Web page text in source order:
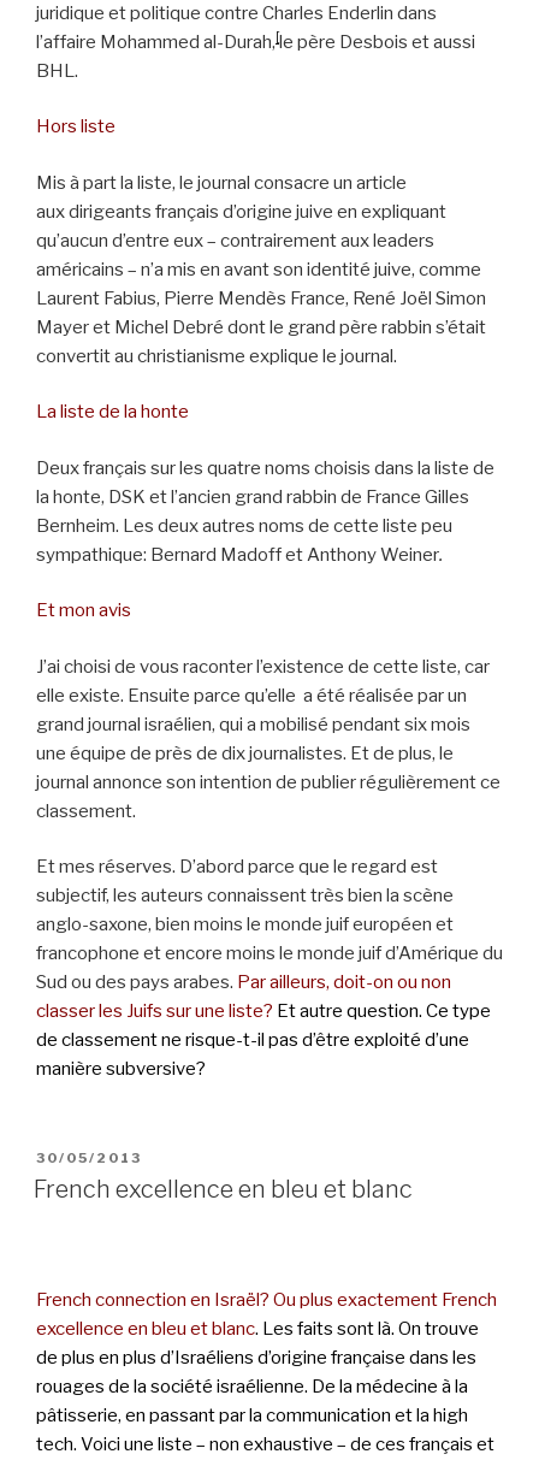
juridique et politique contre Charles Enderlin dans
l’affaire Mohammed al-Durah,[le père Desbois et aussi
BHL.
Hors liste
Mis à part la liste, le journal consacre un article
aux dirigeants français d’origine juive en expliquant
qu’aucun d’entre eux – contrairement aux leaders
américains – n’a mis en avant son identité juive, comme
Laurent Fabius, Pierre Mendès France, René Joël Simon
Mayer et Michel Debré dont le grand père rabbin s’était
convertit au christianisme explique le journal.
La liste de la honte
Deux français sur les quatre noms choisis dans la liste de
la honte, DSK et l’ancien grand rabbin de France Gilles
Bernheim. Les deux autres noms de cette liste peu
sympathique: Bernard Madoff et Anthony Weiner.
Et mon avis
J’ai choisi de vous raconter l’existence de cette liste, car
elle existe. Ensuite parce qu’elle a été réalisée par un
grand journal israélien, qui a mobilisé pendant six mois
une équipe de près de dix journalistes. Et de plus, le
journal annonce son intention de publier régulièrement ce
classement.
Et mes réserves. D’abord parce que le regard est
subjectif, les auteurs connaissent très bien la scène
anglo-saxone, bien moins le monde juif européen et
francophone et encore moins le monde juif d’Amérique du
Sud ou des pays arabes. Par ailleurs, doit-on ou non
classer les Juifs sur une liste? Et autre question. Ce type
de classement ne risque-t-il pas d’être exploité d’une
manière subversive?
POSTED
ON
30/05/2013
French excellence en bleu et blanc
French connection en Israël? Ou plus exactement French
excellence en bleu et blanc. Les faits sont là. On trouve
de plus en plus d’Israéliens d’origine française dans les
rouages de la société israélienne. De la médecine à la
pâtisserie, en passant par la communication et la high
tech. Voici une liste – non exhaustive – de ces français et